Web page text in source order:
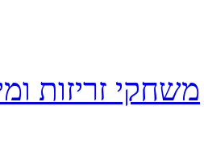
משחקי זריזות